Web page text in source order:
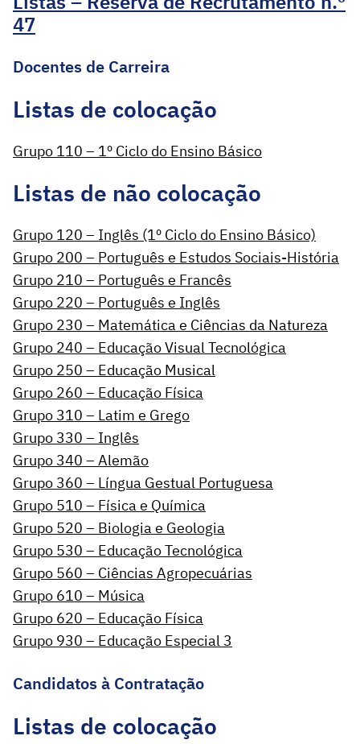
47
Docentes de Carreira
Listas de colocação
Grupo 110 – 1º Ciclo do Ensino Básico
Listas de não colocação
Grupo 120 – Inglês (1º Ciclo do Ensino Básico)
Grupo 200 – Português e Estudos Sociais-História
Grupo 210 – Português e Francês
Grupo 220 – Português e Inglês
Grupo 230 – Matemática e Ciências da Natureza
Grupo 240 – Educação Visual Tecnológica
Grupo 250 – Educação Musical
Grupo 260 – Educação Física
Grupo 310 – Latim e Grego
Grupo 330 – Inglês
Grupo 340 – Alemão
Grupo 360 – Língua Gestual Portuguesa
Grupo 510 – Física e Química
Grupo 520 – Biologia e Geologia
Grupo 530 – Educação Tecnológica
Grupo 560 – Ciências Agropecuárias
Grupo 610 – Música
Grupo 620 – Educação Física
Grupo 930 – Educação Especial 3
Candidatos à Contratação
Listas de colocação